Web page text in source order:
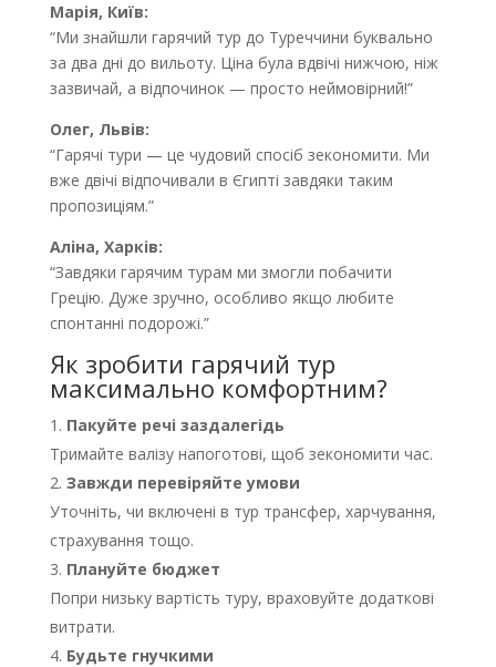
Марія, Київ:
“Ми знайшли гарячий тур до Туреччини буквально
за два дні до вильоту. Ціна була вдвічі нижчою, ніж
зазвичай, а відпочинок — просто неймовірний!”
Олег, Львів:
“Гарячі тури — це чудовий спосіб зекономити. Ми
вже двічі відпочивали в Єгипті завдяки таким
пропозиціям.”
Аліна, Харків:
“Завдяки гарячим турам ми змогли побачити
Грецію. Дуже зручно, особливо якщо любите
спонтанні подорожі.”
Як зробити гарячий тур
максимально комфортним?
Пакуйте речі заздалегідь
Тримайте валізу напоготові, щоб зекономити час.
Завжди перевіряйте умови
Уточніть, чи включені в тур трансфер, харчування,
страхування тощо.
Плануйте бюджет
Попри низьку вартість туру, враховуйте додаткові
витрати.
Будьте гнучкими